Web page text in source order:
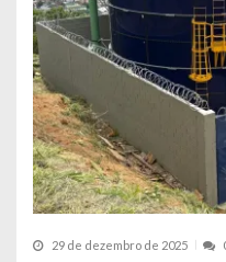
29 de dezembro de 2025